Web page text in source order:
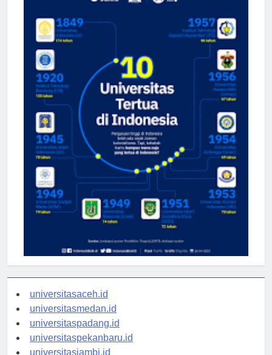
universitasaceh.id
universitasmedan.id
universitaspadang.id
universitaspekanbaru.id